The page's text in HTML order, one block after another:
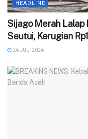
HEADLINE
Sijago Merah Lalap
Seutui, Kerugian
26 JULI 2026